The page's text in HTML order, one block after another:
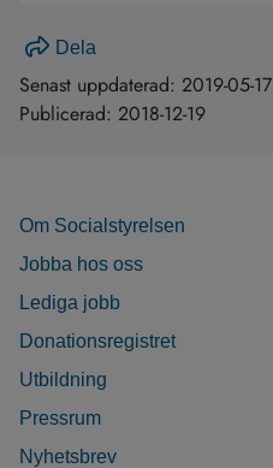
Dela
Senast uppdaterad: 2019-05-17
Publicerad: 2018-12-19
Om Socialstyrelsen
Jobba hos oss
Lediga jobb
Donationsregistret
Utbildning
Pressrum
Nyhetsbrev